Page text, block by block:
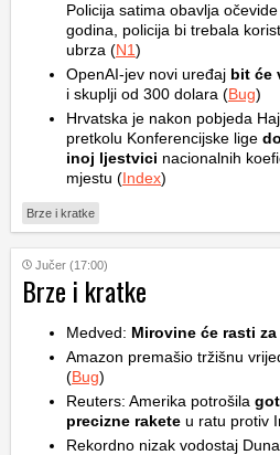
Policija satima obavlja
godina, policija bi trebala
ubrza (N1)
OpenAI-jev novi uređaj bit će
i skuplji od 300 dolara (Bug)
Hrvatska je nakon pobjeda
pretkolu Konferencijske lige
inoj ljestvici nacionalnih
mjestu (Index)
Brze i kratke
Jučer (17:00)
Brze i kratke
Medved: Mirovine će rasti
Amazon premašio tržišnu
(Bug)
Reuters: Amerika potrošila
precizne rakete u ratu protiv
Rekordno nizak vodostaj